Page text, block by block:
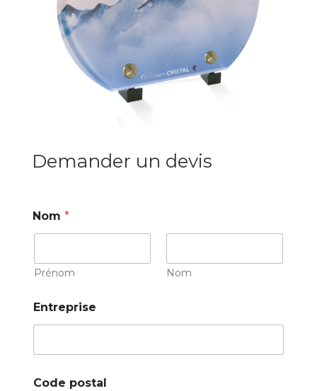
Demander un devis
Nom *
Prénom Nom
Entreprise
Code postal